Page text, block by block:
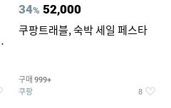
34% 52,000
쿠팡트래블, 숙박 세일 페스타
구매 999+
쿠팡 8